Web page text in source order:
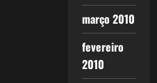
março 2010
fevereiro
2010